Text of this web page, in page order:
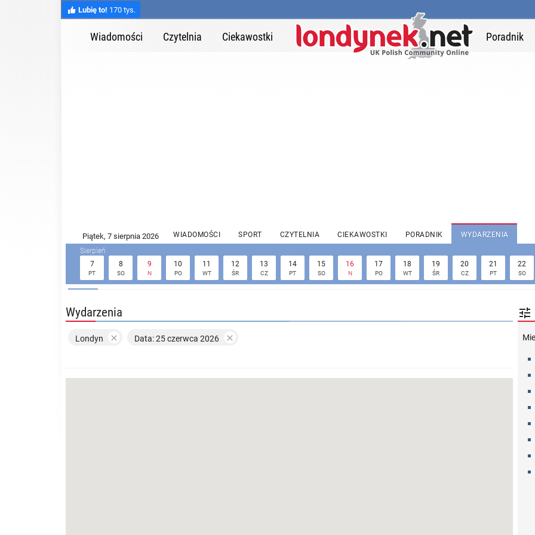
Lubię to! 170 tys.
Wiadomości Czytelnia Ciekawostki Poradnik
WIADOMOŚCI SPORT CZYTELNIA CIEKAWOSTKI PORADNIK WYDARZENIA
7
PT
8
SO
9
N
10
PO
11
WT
12
ŚR
13
CZ
14
PT
15
SO
16
N
17
PO
18
WT
19
ŚR
20
CZ
21
PT
22
SO

Wydarzenia
Londyn  Data: 25 czerwca 2026 